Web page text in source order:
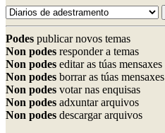
Podes publicar novos temas
Non podes responder a temas
Non podes editar as túas mensaxes
Non podes borrar as túas mensaxes
Non podes votar nas enquisas
Non podes adxuntar arquivos
Non podes descargar arquivos